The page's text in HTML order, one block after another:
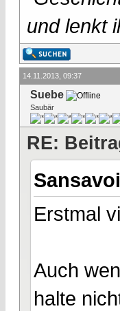
und lenkt
14.11.2013, 09:37
Suebe
Saubär
RE:
Erstmal
Auch
halte